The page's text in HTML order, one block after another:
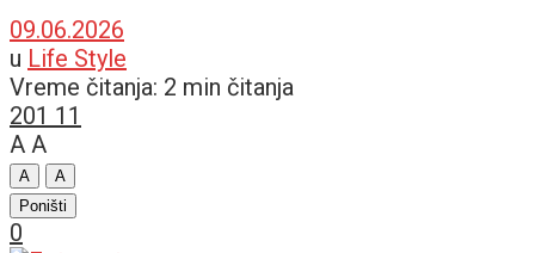
09.06.2026
u Life Style
Vreme čitanja: 2 min čitanja
201 11
A A
A
A
Poništi
0